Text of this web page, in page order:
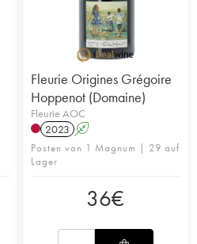
Fleurie Origines Grégoire
Hoppenot (Domaine)
Fleurie AOC
2023 A
Posten von 1 Magnum | 29 auf
Lager
36€